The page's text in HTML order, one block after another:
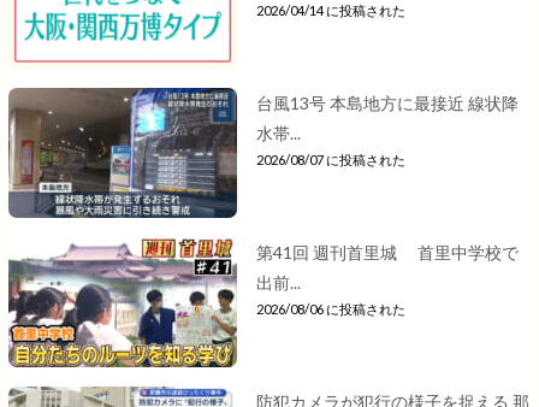
2026/04/14 に投稿された
台風13号 本島地方に最接近 線状降
水帯...
2026/08/07 に投稿された
第41回 週刊首里城 首里中学校で
出前...
2026/08/06 に投稿された
防犯カメラが犯行の様子を捉える 那